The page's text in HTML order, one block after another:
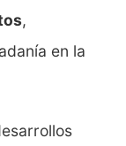
,
en la